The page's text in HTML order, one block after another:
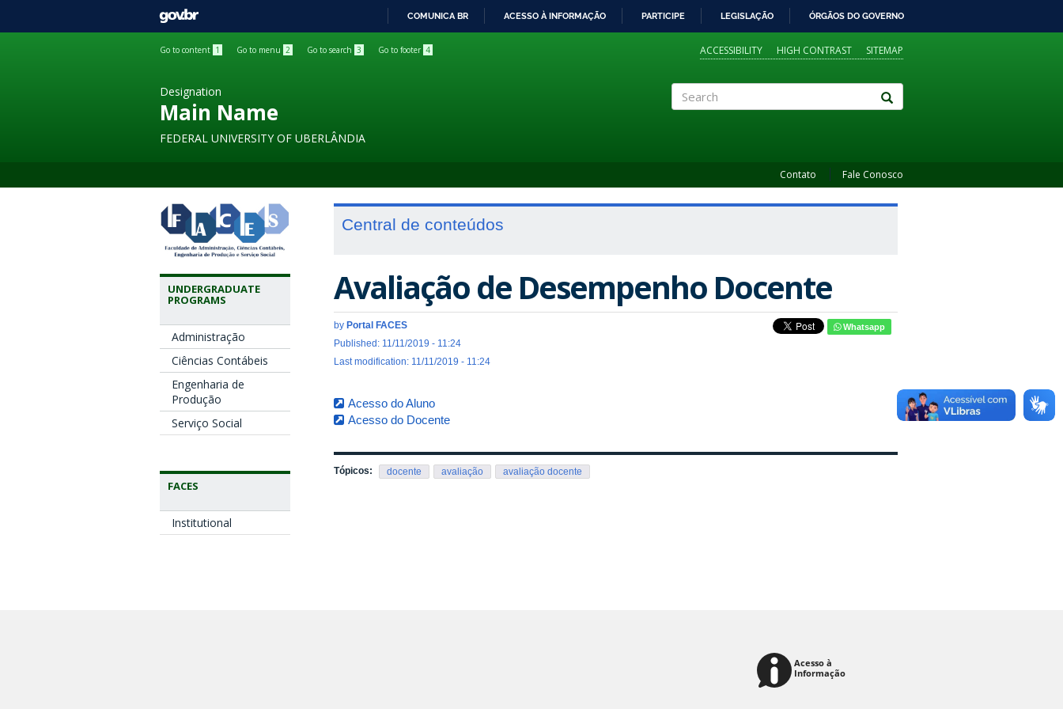
GOVBR
COMUNICA BR ACESSO À INFORMAÇÃO PARTICIPE LEGISLAÇÃO ÓRGÃOS DO GOVERNO
Go to content 1 Go to menu 2 Go to search 3 Go to footer 4 ACCESSIBILITY HIGH CONTRAST SITEMAP
Designation
Main Name
FEDERAL UNIVERSITY OF UBERLÂNDIA
Contato Fale Conosco
UNDERGRADUATE
PROGRAMS
Administração
Ciências Contábeis
Engenharia de
Produção
Serviço Social
FACES
Institutional
Central de conteúdos
Avaliação de Desempenho Docente
by Portal FACES
Published: 11/11/2019 - 11:24
Last modification: 11/11/2019 - 11:24
Whatsapp
Acesso do Aluno
Acesso do Docente
Tópicos: docente avaliação avaliação docente